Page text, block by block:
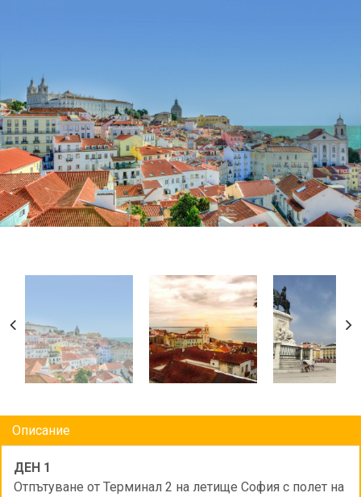
Описание
ДЕН 1
Отпътуване от Терминал 2 на летище София с полет на